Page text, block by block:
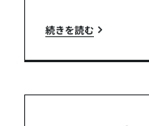
続きを読む